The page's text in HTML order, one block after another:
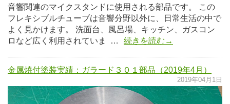
音響関連のマイクスタンドに使用される部品です。 この
フレキシブルチューブは音響分野以外に、日常生活の中で
よく見かけます。 洗面台、風呂場、キッチン、ガスコン
ロなど広く利用されていま …
続きを読む→
金属焼付塗装実績：ガラード３０１部品（2019年4月）
2019年04月1日